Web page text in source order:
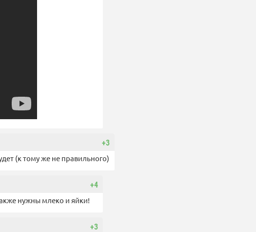
+3
(к тому же не правильного)
+4
нужны млеко и яйки!
+3